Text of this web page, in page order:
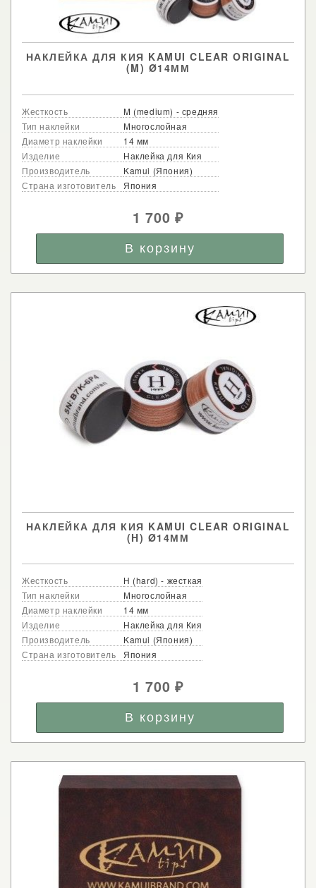
НАКЛЕЙКА ДЛЯ КИЯ KAMUI CLEAR ORIGINAL
(M) Ø14ММ
Жесткость
M (medium) - средняя
Тип наклейки
Многослойная
Диаметр наклейки
14 мм
Изделие
Наклейка для Кия
Производитель
Kamui (Япония)
Страна изготовитель
Япония
1 700₽
НАКЛЕЙКА ДЛЯ КИЯ KAMUI CLEAR ORIGINAL
(H) Ø14ММ
Жесткость
H (hard) - жесткая
Тип наклейки
Многослойная
Диаметр наклейки
14 мм
Изделие
Наклейка для Кия
Производитель
Kamui (Япония)
Страна изготовитель
Япония
1 700₽